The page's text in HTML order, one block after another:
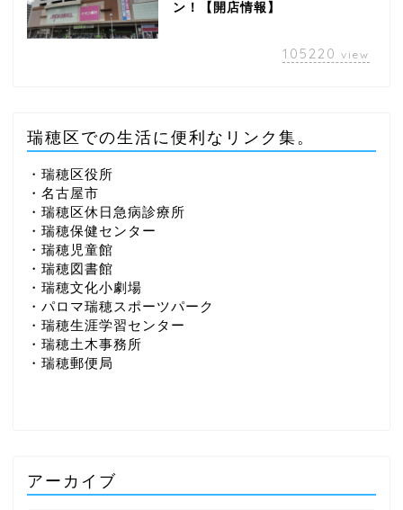
ン！【開店情報】
105220 view
瑞穂区での生活に便利なリンク集。
・瑞穂区役所
・名古屋市
・瑞穂区休日急病診療所
・瑞穂保健センター
・瑞穂児童館
・瑞穂図書館
・瑞穂文化小劇場
・パロマ瑞穂スポーツパーク
・瑞穂生涯学習センター
・瑞穂土木事務所
・瑞穂郵便局
アーカイブ